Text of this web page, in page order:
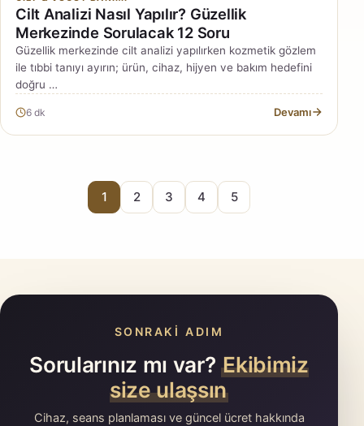
Cilt Analizi Nasıl Yapılır? Güzellik
Merkezinde Sorulacak 12 Soru
Güzellik merkezinde cilt analizi yapılırken kozmetik gözlem
ile tıbbi tanıyı ayırın; ürün, cihaz, hijyen ve bakım hedefini
doğru …
6 dk Devamı
1 2 3 4 5
SONRAKI ADIM
Sorularınız mı var?Ekibimiz
size ulaşsın
Cihaz, seans planlaması ve güncel ücret hakkında